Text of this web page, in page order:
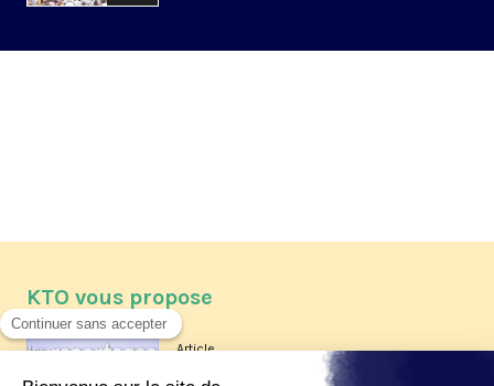
KTO vous propose
Article
Les reportages d'été 2026 de KTO